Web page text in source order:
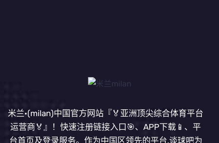
米兰·(milan)中国官方网站『🏅亚洲顶尖综合体育平台
运营商🏅』！快速注册链接入口🎯、APP下载📱、平
台首页及登录服务。作为中国区领先的平台,谈球吧为